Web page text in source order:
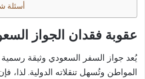
أسئلة
عقوبة فقدان الجواز
يُعد جواز السفر السعودي وثيقة رسمية
المواطن وتُسهل تنقلاته الدولية. لذا،